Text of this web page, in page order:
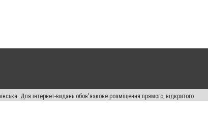
Для інтернет-видань обов'язкове розміщення прямого, відкритого